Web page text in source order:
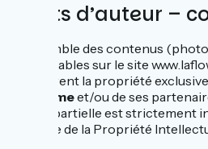
Droits d’auteur –
L’ensemble des contenus
consultables sur le site
demeurent la propriété
Tourismeet/ou de ses
même partielle est
au Code de la Propriété